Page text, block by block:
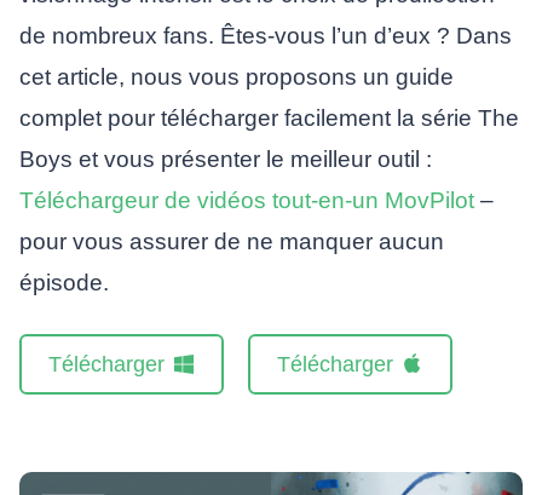
de nombreux fans. Êtes-vous l’un d’eux ? Dans
cet article, nous vous proposons un guide
complet pour télécharger facilement la série The
Boys et vous présenter le meilleur outil :
Téléchargeur de vidéos tout-en-un MovPilot–
pour vous assurer de ne manquer aucun
épisode.
Télécharger Télécharger